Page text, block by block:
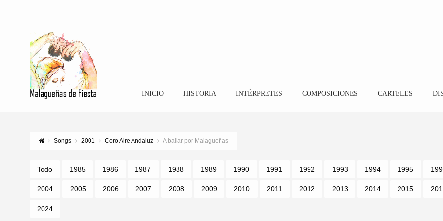
INICIO HISTORIA INTÉRPRETES COMPOSICIONES CARTELES
Songs 2001 Coro Aire Andaluz A bailar por Malagueñas
Todo 1985 1986 1987 1988 1989 1990 1991 1992 1993 1994 1995
2004 2005 2006 2007 2008 2009 2010 2011 2012 2013 2014 2015
2024